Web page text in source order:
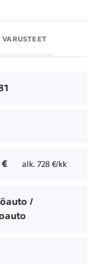
VARUSTEET
€ alk. 728 €/kk
/